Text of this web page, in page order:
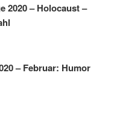
2020 – Holocaust –
– Februar: Humor